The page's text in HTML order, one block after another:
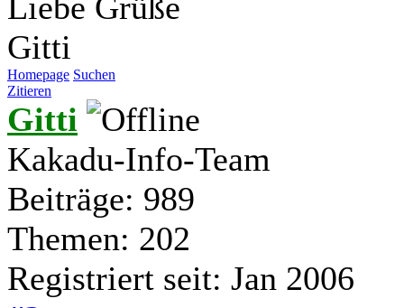
Gitti
Homepage Suchen
Zitieren
Gitti
Kakadu-Info-Team
Beiträge: 989
Themen: 202
Registriert seit: Jan 2006